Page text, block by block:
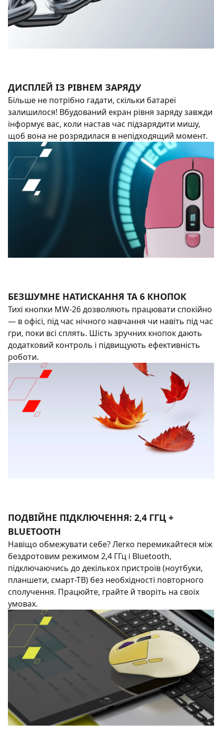
ДИСПЛЕЙ ІЗ РІВНЕМ ЗАРЯДУ
Більше не потрібно гадати, скільки батареї
залишилося! Вбудований екран рівня заряду завжди
інформує вас, коли настав час підзарядити мишу,
щоб вона не розрядилася в непідходящий момент.
БЕЗШУМНЕ НАТИСКАННЯ ТА 6 КНОПОК
Тихі кнопки MW-26 дозволяють працювати спокійно
— в офісі, під час нічного навчання чи навіть під час
гри, поки всі сплять. Шість зручних кнопок дають
додатковий контроль і підвищують ефективність
роботи.
ПОДВІЙНЕ ПІДКЛЮЧЕННЯ: 2,4 ГГЦ +
BLUETOOTH
Навіщо обмежувати себе? Легко перемикайтеся між
бездротовим режимом 2,4 ГГц і Bluetooth,
підключаючись до декількох пристроїв (ноутбуки,
планшети, смарт-ТВ) без необхідності повторного
сполучення. Працюйте, грайте й творіть на своїх
умовах.